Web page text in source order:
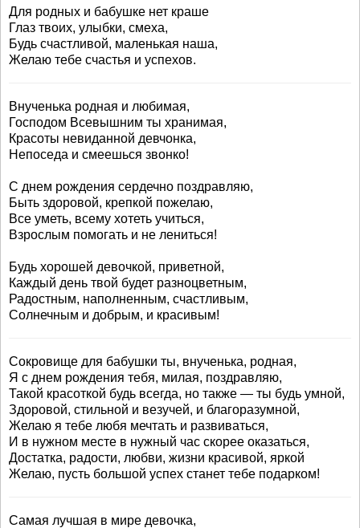
Для родных и бабушке нет краше
Глаз твоих, улыбки, смеха,
Будь счастливой, маленькая наша,
Желаю тебе счастья и успехов.
Внученька родная и любимая,
Господом Всевышним ты хранимая,
Красоты невиданной девчонка,
Непоседа и смеешься звонко!
С днем рождения сердечно поздравляю,
Быть здоровой, крепкой пожелаю,
Все уметь, всему хотеть учиться,
Взрослым помогать и не лениться!
Будь хорошей девочкой, приветной,
Каждый день твой будет разноцветным,
Радостным, наполненным, счастливым,
Солнечным и добрым, и красивым!
Сокровище для бабушки ты, внученька, родная,
Я с днем рождения тебя, милая, поздравляю,
Такой красоткой будь всегда, но также — ты будь умной,
Здоровой, стильной и везучей, и благоразумной,
Желаю я тебе любя мечтать и развиваться,
И в нужном месте в нужный час скорее оказаться,
Достатка, радости, любви, жизни красивой, яркой
Желаю, пусть большой успех станет тебе подарком!
Самая лучшая в мире девочка,